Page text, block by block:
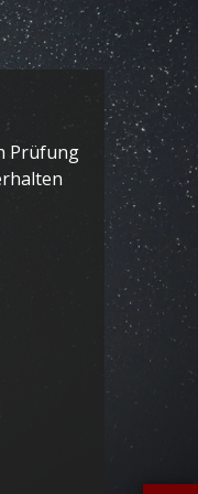
Prüfung